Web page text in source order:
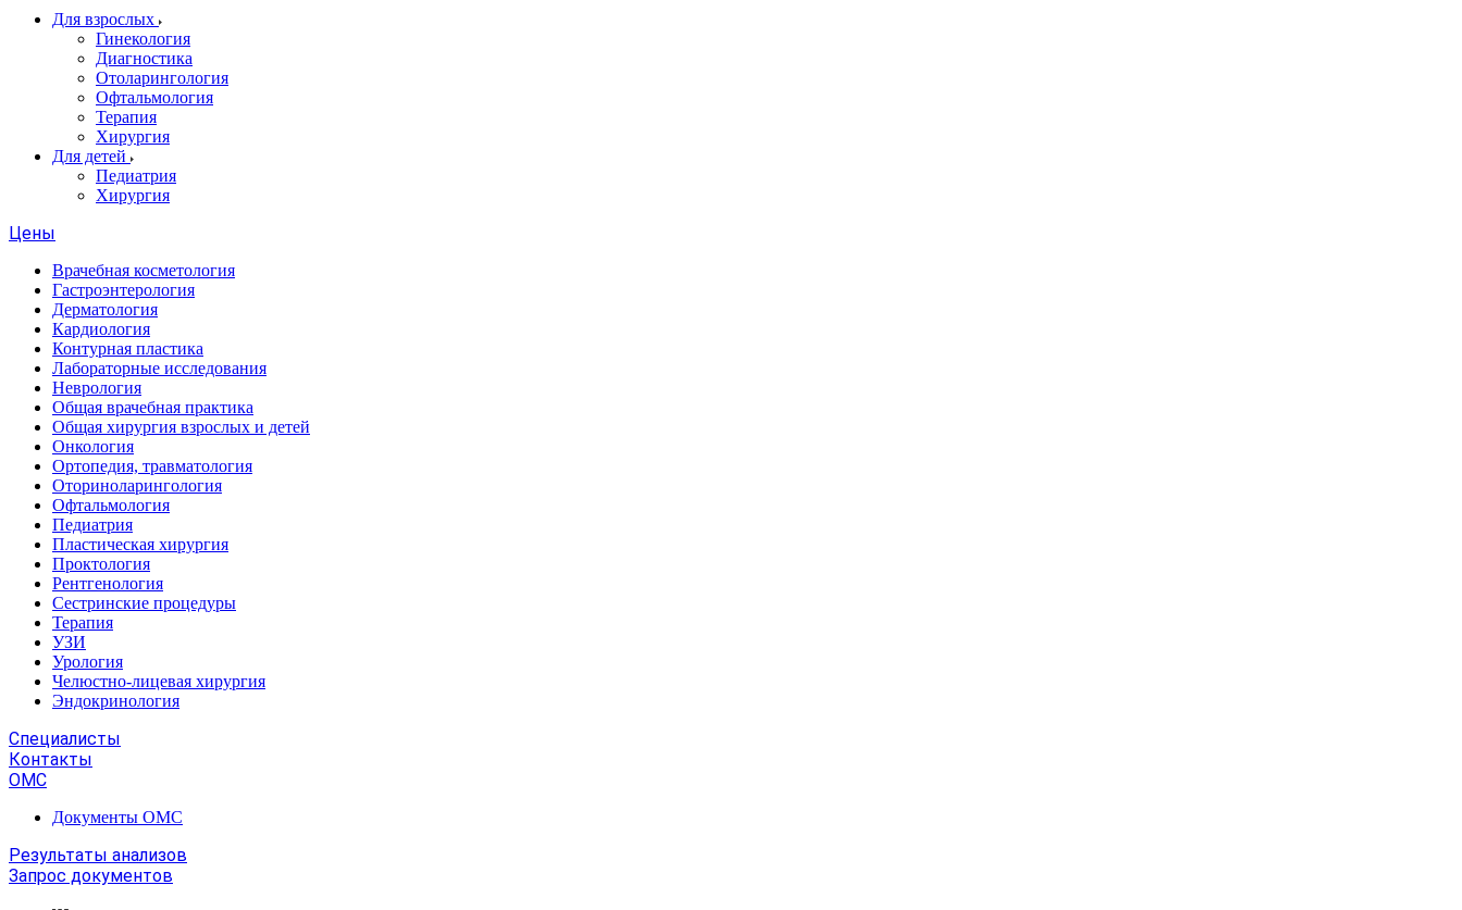
Для взрослых
Гинекология
Диагностика
Отоларингология
Офтальмология
Терапия
Хирургия
Для детей
Педиатрия
Хирургия
Цены
Врачебная косметология
Гастроэнтерология
Дерматология
Кардиология
Контурная пластика
Лабораторные исследования
Неврология
Общая врачебная практика
Общая хирургия взрослых и детей
Онкология
Ортопедия, травматология
Оториноларингология
Офтальмология
Педиатрия
Пластическая хирургия
Проктология
Рентгенология
Сестринские процедуры
Терапия
УЗИ
Урология
Челюстно-лицевая хирургия
Эндокринология
Специалисты
Контакты
ОМС
Документы ОМС
Результаты анализов
Запрос документов